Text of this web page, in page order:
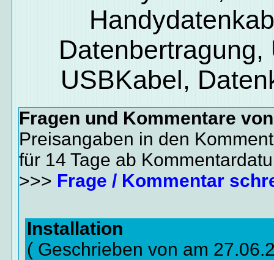
Datenbertragung,
USBKabel,
Fragen und Kommentare
Preisangaben in den
für 14 Tage ab
>>> Frage / Kommentar
Installation
( Geschrieben von am